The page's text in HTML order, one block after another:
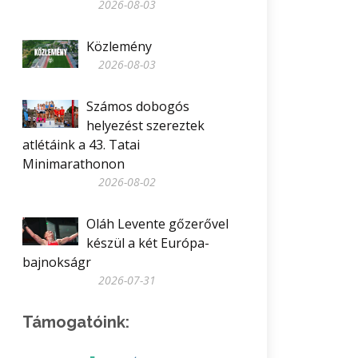
2026-08-03
Közlemény
2026-08-03
Számos dobogós
helyezést szereztek
atlétáink a 43. Tatai
Minimarathonon
2026-08-02
Oláh Levente gőzerővel
készül a két Európa-
bajnokságr
2026-07-31
Támogatóink: